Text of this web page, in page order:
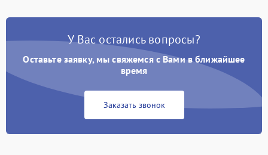
У Вас остались вопросы?
Оставьте заявку, мы свяжемся с Вами в ближайшее
время
Заказать звонок